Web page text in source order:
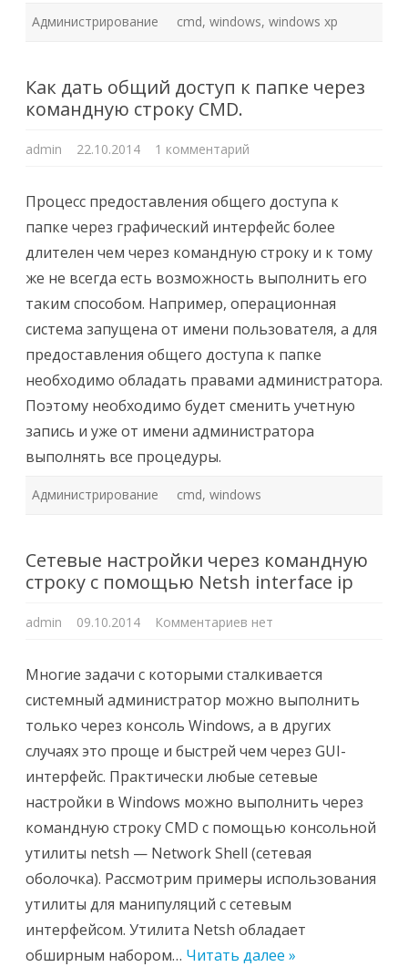
Администрирование cmd, windows, windows xp
Как дать общий доступ к папке через
командную строку CMD.
admin 22.10.2014 1 комментарий
общий
доступ
к
папке
через
командную
строку
CMD.
Процеcс предоставления общего доступа к
папке через графический интерфейс более
длителен чем через командную строку и к тому
же не всегда есть возможность выполнить его
таким способом. Например, операционная
система запущена от имени пользователя, а для
предоставления общего доступа к папке
необходимо обладать правами администратора.
Поэтому необходимо будет сменить учетную
запись и уже от имени администратора
выполнять все процедуры.
Администрирование cmd, windows
Сетевые настройки через командную
строку с помощью Netsh interface ip
admin 09.10.2014 Комментариев к
через
командную
строку
с
помощью
Netsh
interface
ip
нет
Многие задачи с которыми сталкивается
системный администратор можно выполнить
только через консоль Windows, а в других
случаях это проще и быстрей чем через GUI-
интерфейс. Практически любые сетевые
настройки в Windows можно выполнить через
командную строку CMD с помощью консольной
утилиты netsh — Network Shell (сетевая
оболочка). Рассмотрим примеры использования
утилиты для манипуляций с сетевым
интерфейсом. Утилита Netsh обладает
обширным набором… Читать далее »